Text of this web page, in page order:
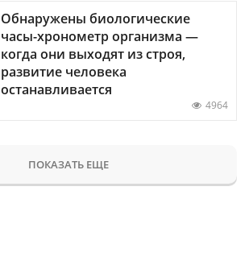
Обнаружены биологические
часы-хронометр организма —
когда они выходят из строя,
развитие человека
останавливается
4964
ПОКАЗАТЬ ЕЩЕ